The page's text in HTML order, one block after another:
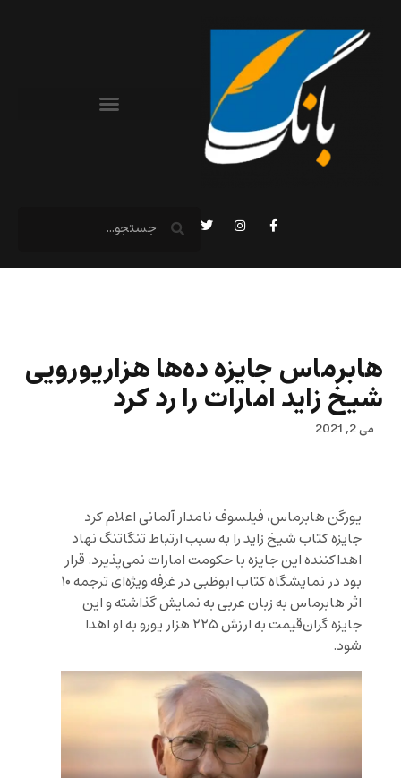
هابرماس جایزه ده‌ها هزاریورویی
شیخ زاید امارات را رد کرد
می 2, 2021
یورگن هابرماس، فیلسوف نامدار آلمانی اعلام کرد
جایزه کتاب شیخ زاید را به سبب ارتباط تنگاتنگ نهاد
اهداکننده این جایزه با حکومت امارات نمی‌پذیرد. قرار
بود در نمایشگاه کتاب ابوظبی در غرفه ویژه‌ای ترجمه ۱۰
اثر هابرماس به زبان عربی به نمایش گذاشته و این
جایزه گران‌قیمت به ارزش ۲۲۵ هزار یورو به او اهدا
شود.